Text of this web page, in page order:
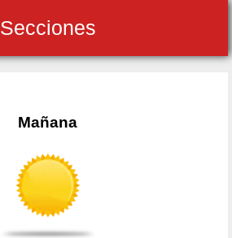
Secciones
Mañana